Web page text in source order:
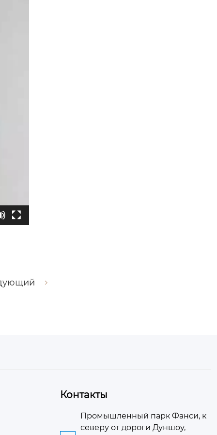
Контакты
Промышленный парк Фанси, к
северу от дороги Дуншоу,